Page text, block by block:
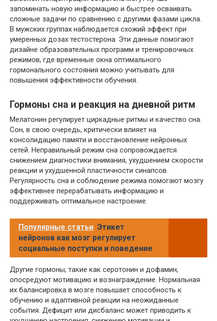
запоминать новую информацию и быстрее осваивать
сложные задачи по сравнению с другими фазами цикла.
В мужских группах наблюдается схожий эффект при
умеренных дозах тестостерона. Эти данные помогают
дизайне образовательных программ и тренировочных
режимов, где временные окна оптимального
гормонального состояния можно учитывать для
повышения эффективности обучения.
Гормоны сна и реакция на дневной ритм
Мелатонин регулирует циркадные ритмы и качество сна.
Сон, в свою очередь, критически влияет на
консолидацию памяти и восстановление нейронных
сетей. Неправильный режим сна сопровождается
снижением диагностики внимания, ухудшением скорости
реакции и ухудшенной пластичности синапсов.
Регулярность сна и соблюдение режима помогают мозгу
эффективнее перерабатывать информацию и
поддерживать оптимальное настроение.
Популярные статьи Этикет
нейронов как мозг регулирует
социальные поступки и поведение
Другие гормоны, такие как серотонин и дофамин,
опосредуют мотивацию и вознаграждение. Нормальная
их балансировка в мозге повышает способность к
обучению и адаптивной реакции на неожиданные
события. Дефицит или дисбаланс может приводить к